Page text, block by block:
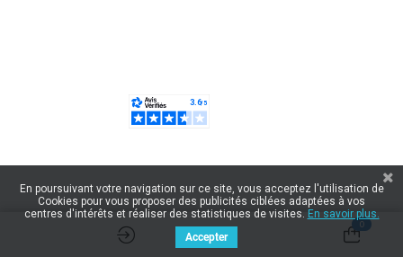
0
En poursuivant votre navigation sur ce site, vous acceptez l'utilisation de
Cookies pour vous proposer des publicités ciblées adaptées à vos
centres d'intérêts et réaliser des statistiques de visites. En savoir plus.
Accepter